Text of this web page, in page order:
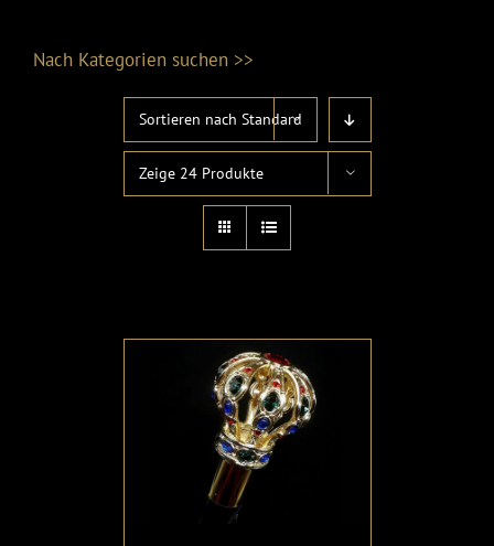
Nach Kategorien suchen >>
Produktkategorien
Sortieren nach Standard
Zeige 24 Produkte